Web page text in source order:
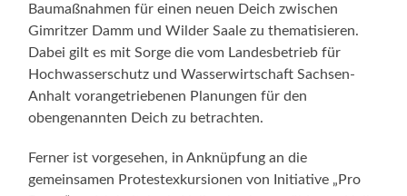
Baumaßnahmen für einen neuen Deich zwischen
Gimritzer Damm und Wilder Saale zu thematisieren.
Dabei gilt es mit Sorge die vom Landesbetrieb für
Hochwasserschutz und Wasserwirtschaft Sachsen-
Anhalt vorangetriebenen Planungen für den
obengenannten Deich zu betrachten.
Ferner ist vorgesehen, in Anknüpfung an die
gemeinsamen Protestexkursionen von Initiative „Pro